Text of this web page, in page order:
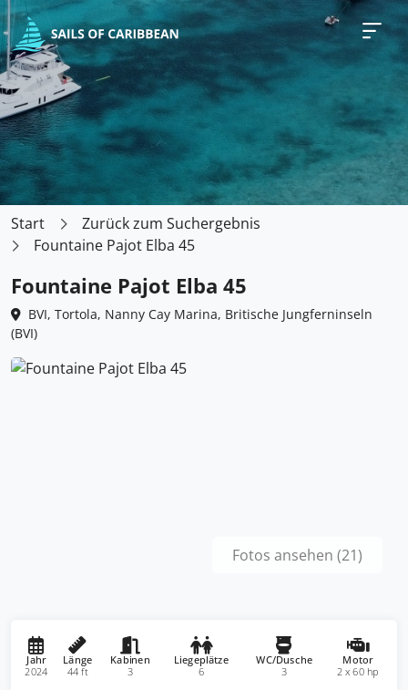
Start
Zurück zum Suchergebnis
Fountaine Pajot Elba 45
Fountaine Pajot Elba 45
BVI, Tortola, Nanny Cay Marina, Britische Jungferninseln
(BVI)
Fotos ansehen (21)
Jahr
2024
Länge
44 ft
Kabinen
3
Liegeplätze
6
WC/Dusche
3
Motor
2 x 60 hp